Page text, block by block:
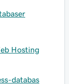
Hosting
databas